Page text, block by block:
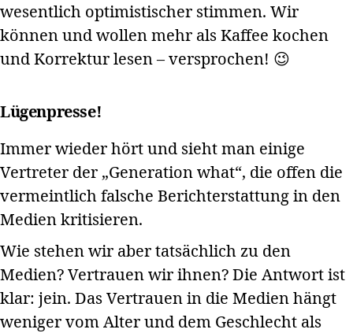
wesentlich optimistischer stimmen. Wir
können und wollen mehr als Kaffee kochen
und Korrektur lesen – versprochen! 😉
Lügenpresse!
Immer wieder hört und sieht man einige
Vertreter der „Generation what“, die offen die
vermeintlich falsche Berichterstattung in den
Medien kritisieren.
Wie stehen wir aber tatsächlich zu den
Medien? Vertrauen wir ihnen? Die Antwort ist
klar: jein. Das Vertrauen in die Medien hängt
weniger vom Alter und dem Geschlecht als